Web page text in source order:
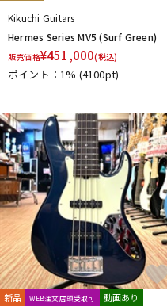
Kikuchi Guitars
Hermes Series MV5 (Surf Green)
販売価格¥451,000(税込)
ポイント：1% (4100pt)
新品 WEB注文店頭受取可
動画あり